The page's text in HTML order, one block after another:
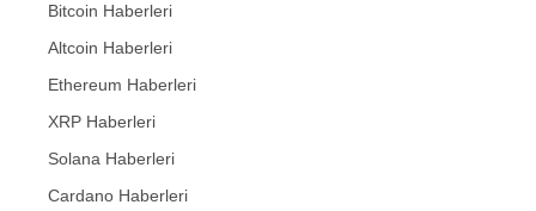
Bitcoin Haberleri
Altcoin Haberleri
Ethereum Haberleri
XRP Haberleri
Solana Haberleri
Cardano Haberleri